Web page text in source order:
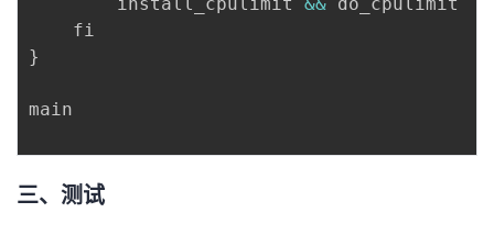
}
main
三、测试